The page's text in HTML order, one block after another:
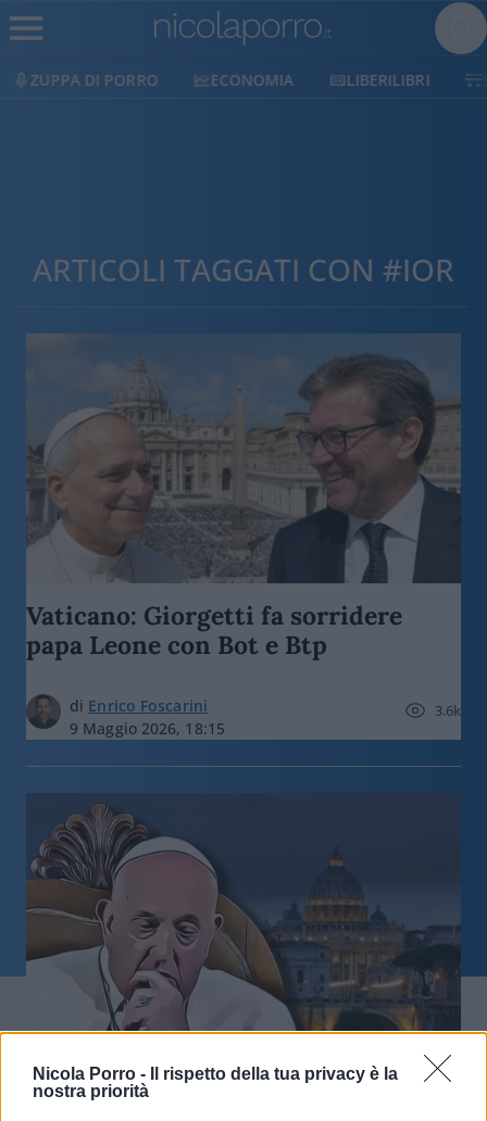
Nicola Porro -
Il rispetto della tua privacy è la
nostra priorità
ZUPPA DI PORRO ECONOMIA LIBERILIBRI
ARTICOLI TAGGATI CON #IOR
Vaticano: Giorgetti fa sorridere
papa Leone con Bot e Btp
di Enrico Foscarini
9 Maggio 2026, 18:15
3.6k
Papa Francesco ha riscritto la
finanza della Santa Sede